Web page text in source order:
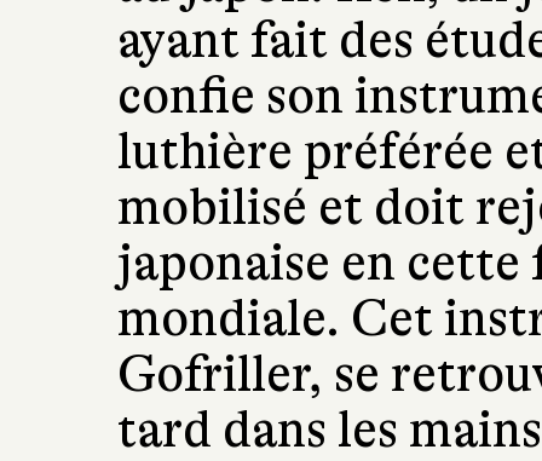
ayant fait des
confie son
luthière préférée
mobilisé et doit
japonaise en cette
mondiale. Cet
Gofriller, se
tard dans les